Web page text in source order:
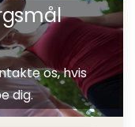
os, hvis
dig.